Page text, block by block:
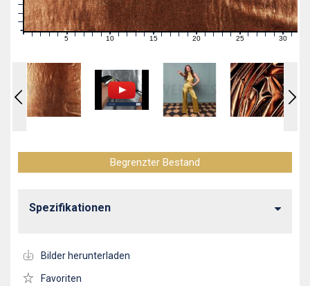
0
1
3
0 1 2 3 4 5 6 7 89101112131415 16171819 20 21222324 25 2627282930 31
Begrenzter Bestand
Spezifikationen
Bilder herunterladen
Favoriten